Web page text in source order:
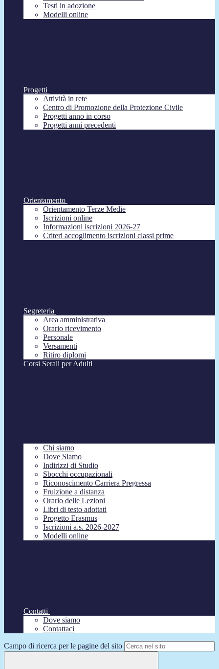
Testi in adozione
Modelli online
Progetti
Attività in rete
Centro di Promozione della Protezione Civile
Progetti anno in corso
Progetti anni precedenti
Orientamento
Orientamento Terze Medie
Iscrizioni online
Informazioni iscrizioni 2026-27
Criteri accoglimento iscrizioni classi prime
Segreteria
Area amministrativa
Orario ricevimento
Personale
Versamenti
Ritiro diplomi
Corsi Serali per Adulti
Chi siamo
Dove Siamo
Indirizzi di Studio
Sbocchi occupazionali
Riconoscimento Carriera Pregressa
Fruizione a distanza
Orario delle Lezioni
Libri di testo adottati
Progetto Erasmus
Iscrizioni a.s. 2026-2027
Modelli online
Contatti
Dove siamo
Contattaci
Campo di ricerca per le pagine del sito